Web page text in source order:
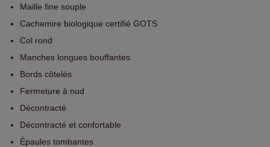
Maille fine souple
Cachemire biologique certifié GOTS
Col rond
Manches longues bouffantes
Bords côtelés
Fermeture à nud
Décontracté
Décontracté et confortable
Épaules tombantes